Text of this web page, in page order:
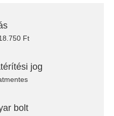
Ft
jog
bolt